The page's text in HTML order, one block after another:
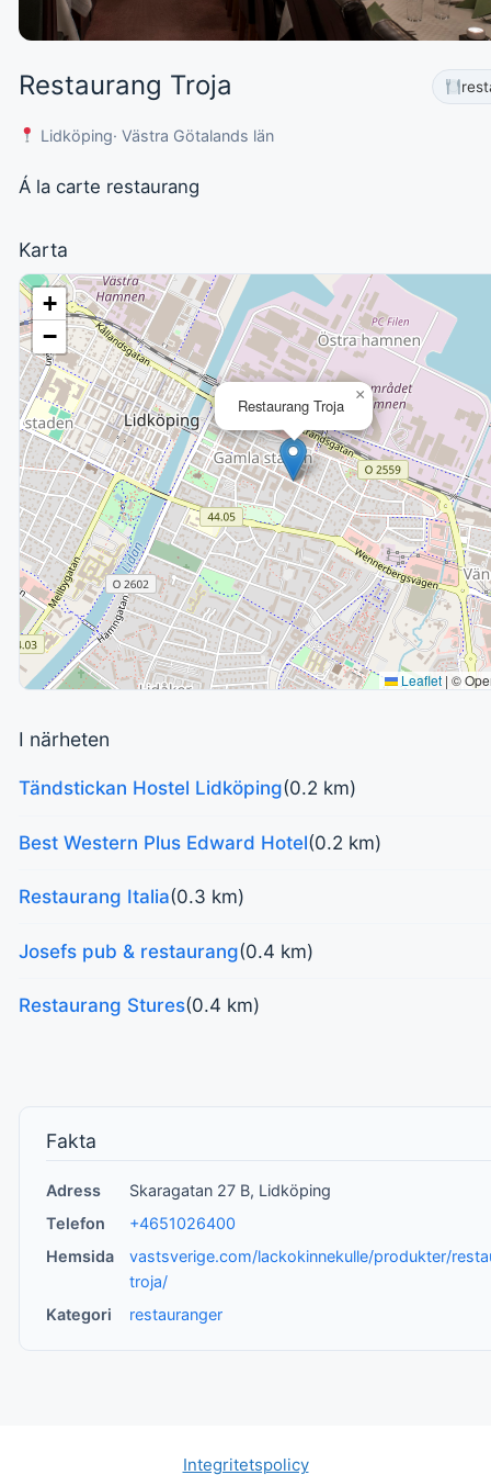
Restaurang Troja
Lidköping· Västra Götalands län
Á la carte restaurang
Karta
Restaurang Troja
×
+
−
Leaflet | ©
I närheten
Tändstickan Hostel Lidköping(0.2 km)
Best Western Plus Edward Hotel(0.2 km)
Restaurang Italia(0.3 km)
Josefs pub & restaurang(0.4 km)
Restaurang Stures(0.4 km)
Fakta
Adress
Skaragatan 27 B, Lidköping
Telefon
+4651026400
Hemsida
vastsverige.com/lackokinnekulle/produkter/
troja/
Kategori
restauranger
Integritetspolicy